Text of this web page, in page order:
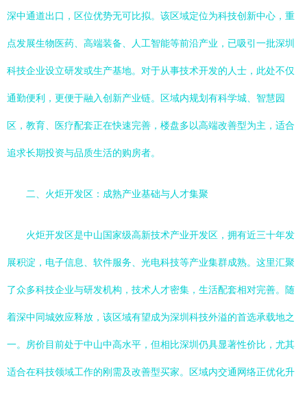
深中通道出口，区位优势无可比拟。该区域定位为科技创新中心，重
点发展生物医药、高端装备、人工智能等前沿产业，已吸引一批深圳
科技企业设立研发或生产基地。对于从事技术开发的人士，此处不仅
通勤便利，更便于融入创新产业链。区域内规划有科学城、智慧园
区，教育、医疗配套正在快速完善，楼盘多以高端改善型为主，适合
追求长期投资与品质生活的购房者。
二、火炬开发区：成熟产业基础与人才集聚
火炬开发区是中山国家级高新技术产业开发区，拥有近三十年发
展积淀，电子信息、软件服务、光电科技等产业集群成熟。这里汇聚
了众多科技企业与研发机构，技术人才密集，生活配套相对完善。随
着深中同城效应释放，该区域有望成为深圳科技外溢的首选承载地之
一。房价目前处于中山中高水平，但相比深圳仍具显著性价比，尤其
适合在科技领域工作的刚需及改善型买家。区域内交通网络正优化升